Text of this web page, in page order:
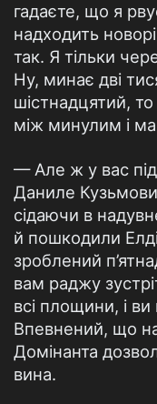
гадаєте, що я
надходить
так. Я тільки
Ну, минає дві
шістнадцятий,
між минулим і
— Але ж у вас
Даниле
сідаючи в
й пошкодили
зроблений
вам раджу
всі площини, і ви
Впевнений, що
Домінанта
вина.